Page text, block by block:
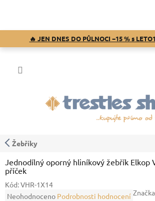
🔥 JEN DNES DO PŮLNOCI −15 % s
Žebříky
Jednodílný oporný hliníkový žebřík Elkop
příček
Kód:VHR-1X14
Průměrné
Neohodnoceno Podrobnosti hodnocení